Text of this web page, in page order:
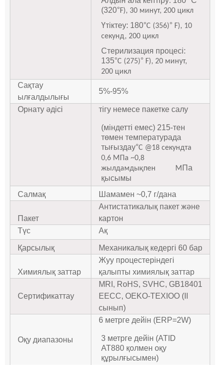
(320°F), 30 минут, 200 цикл
Үтіктеу: 180°C (356)° F), 10
секунд, 200 цикл
Стерилизация процесі:
135°C (275)° F), 20 минут,
200 цикл
Сақтау
ылғалдылығы
5%-95%
Орнату әдісі тігу немесе пакетке салу
(міндетті емес) 215-тен
төмен температурада
тығыздау°C @18 секундта
0,6 МПа ~0,8
жылдамдықпен
M Па
қысымы
Салмақ
Шамамен ~0,7 г/дана
Пакет
Антистатикалық пакет және
картон
Түс
Ақ
Қарсылық Механикалық кедергі 60 бар
Химиялық заттар
Жуу процестеріндегі
қалыпты химиялық заттар
Сертификаттау
MRI, RoHS, SVHC, GB18401
EECC, OEKO-TEXIOO (II
сынып)
Оқу диапазоны
6 метрге дейін (ERP=2W)
3 метрге дейін (ATID
AT880 қолмен оқу
құрылғысымен)